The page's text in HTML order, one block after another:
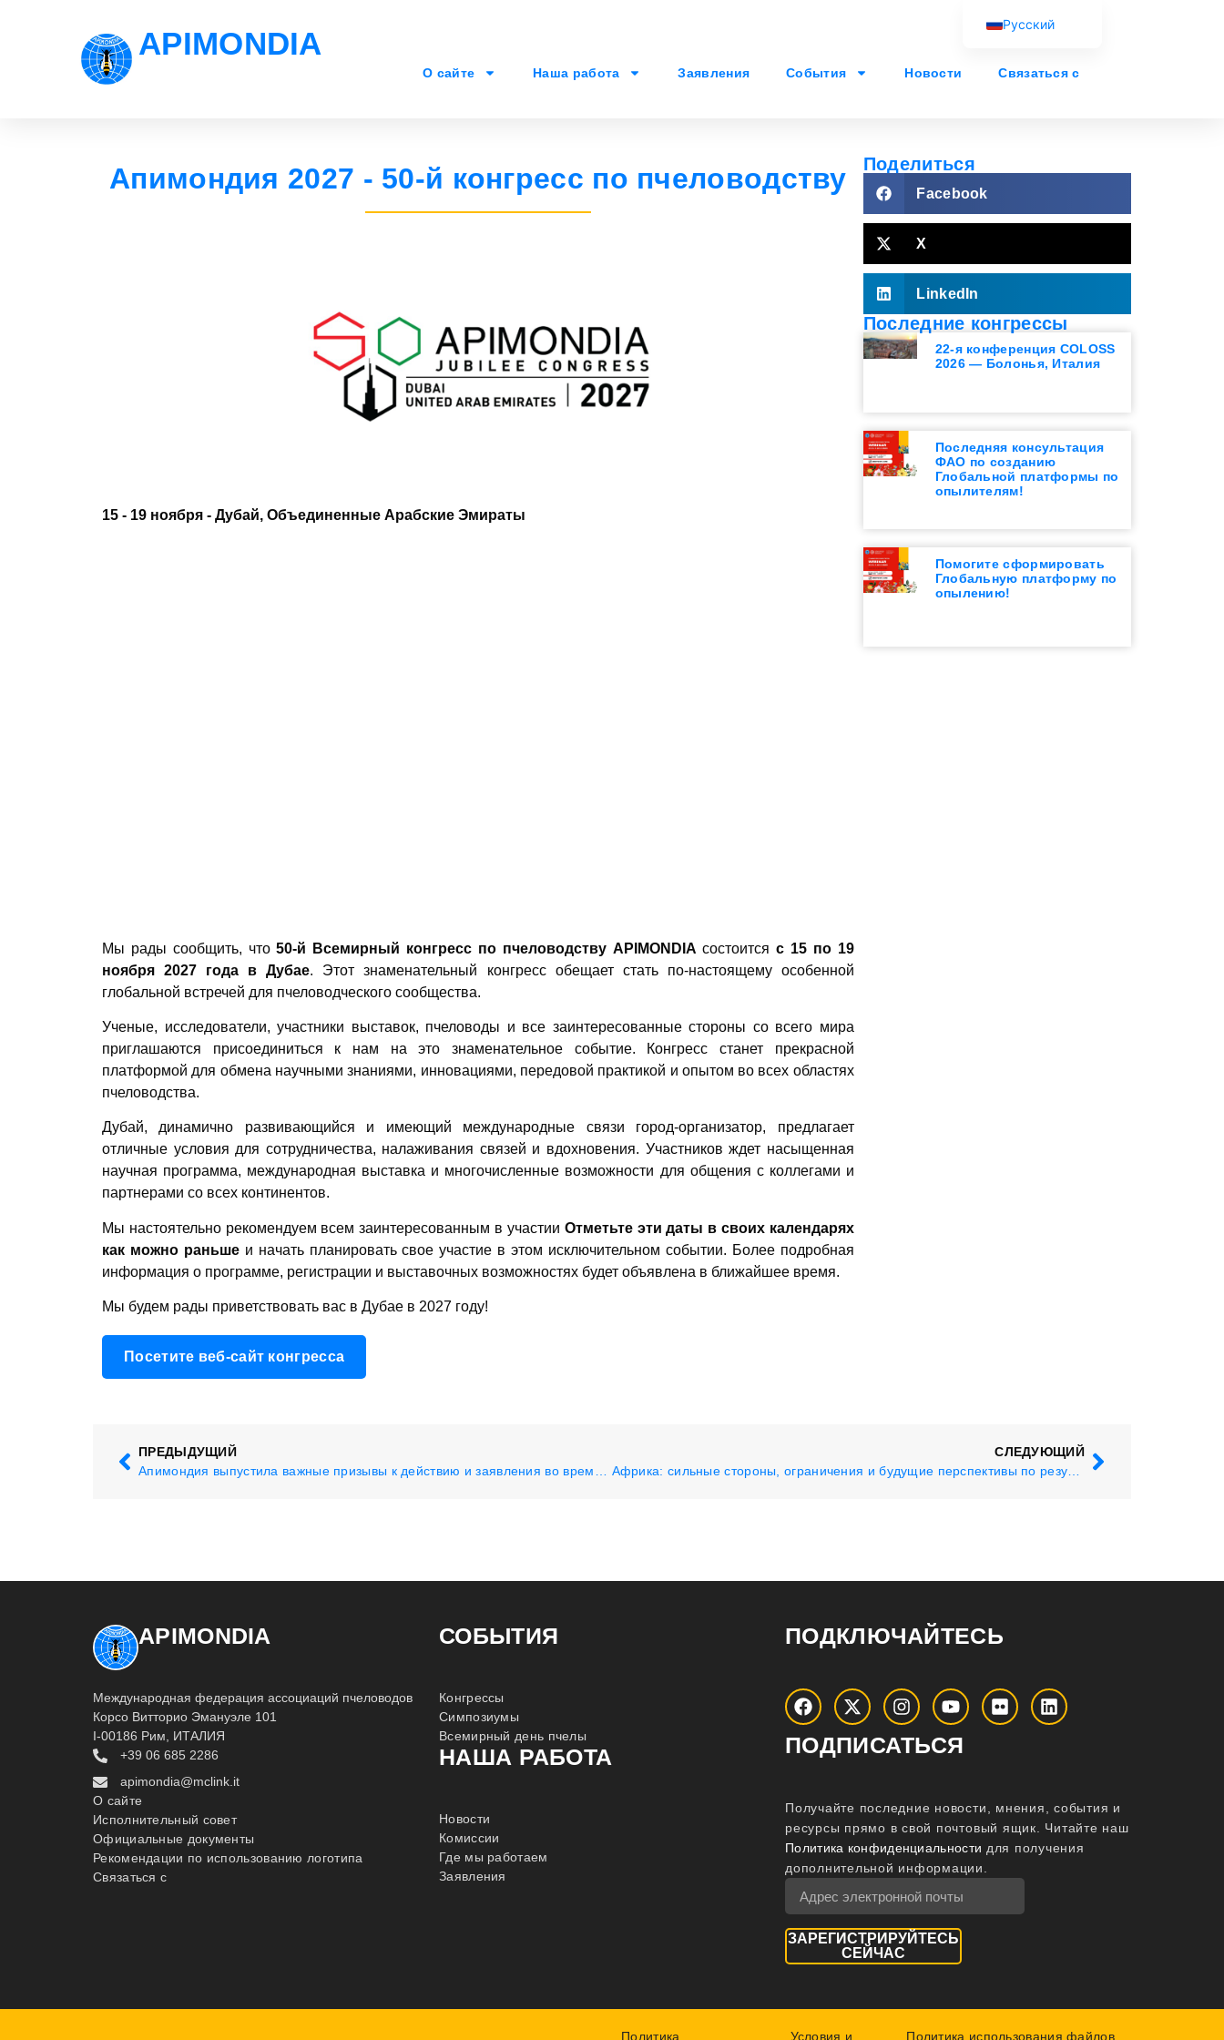
APIMONDIA
О сайте Наша работа Заявления События Новости Связаться с
Апимондия 2027 - 50-й конгресс по пчеловодству
15 - 19 ноября - Дубай, Объединенные Арабские Эмираты
Мы рады сообщить, что50-й Всемирный конгресс по пчеловодству APIMONDIA состоитсяс 15 по 19
ноября 2027 года в Дубае. Этот знаменательный конгресс обещает стать по-настоящему особенной
глобальной встречей для пчеловодческого сообщества.
Ученые, исследователи, участники выставок, пчеловоды и все заинтересованные стороны со всего мира
приглашаются присоединиться к нам на это знаменательное событие. Конгресс станет прекрасной
платформой для обмена научными знаниями, инновациями, передовой практикой и опытом во всех областях
пчеловодства.
Дубай, динамично развивающийся и имеющий международные связи город-организатор, предлагает
отличные условия для сотрудничества, налаживания связей и вдохновения. Участников ждет насыщенная
научная программа, международная выставка и многочисленные возможности для общения с коллегами и
партнерами со всех континентов.
Мы настоятельно рекомендуем всем заинтересованным в участии Отметьте эти даты в своих календарях
как можно раньшеи начать планировать свое участие в этом исключительном событии. Более подробная
информация о программе, регистрации и выставочных возможностях будет объявлена в ближайшее время.
Мы будем рады приветствовать вас в Дубае в 2027 году!
Посетите веб-сайт конгресса
Поделиться
Facebook
X
LinkedIn
Последние конгрессы
22-я конференция COLOSS
2026 — Болонья, Италия
Последняя консультация
ФАО по созданию
Глобальной платформы по
опылителям!
Помогите сформировать
Глобальную платформу по
опылению!
ПРЕДЫДУЩИЙ
СЛЕДУЮЩИЙ
APIMONDIA
Международная федерация ассоциаций пчеловодов
Корсо Витторио Эмануэле 101
I-00186 Рим, ИТАЛИЯ
+39 06 685 2286
apimondia@mclink.it
О сайте
Исполнительный совет
Официальные документы
Рекомендации по использованию логотипа
Связаться с
СОБЫТИЯ
Конгрессы
Симпозиумы
Всемирный день пчелы
НАША РАБОТА
Новости
Комиссии
Где мы работаем
Заявления
ПОДКЛЮЧАЙТЕСЬ
ПОДПИСАТЬСЯ
Получайте последние новости, мнения, события и
ресурсы прямо в свой почтовый ящик. Читайте наш
Политика конфиденциальности для получения
дополнительной информации.
ЗАРЕГИСТРИРУЙТЕСЬ
СЕЙЧАС
Политика Условия и Политика использования файлов
Русский
العربية